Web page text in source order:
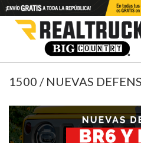
1500 / NUEVAS